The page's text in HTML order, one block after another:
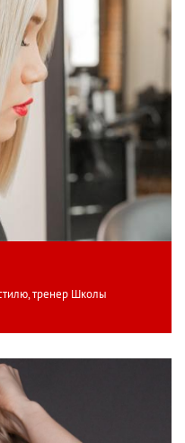
тренер Школы